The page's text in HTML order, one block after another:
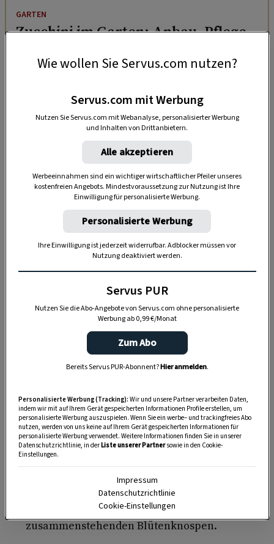
GARTEN
Zucchini im Garten: Anbau, Pflege
Anzeige
gekocht, gebraten, gegrillt, gedämpft
oder sogar roh gegessen werden. Von klassischen
Gerichten wieKarfiolgratinund gebratenem
Karfiolreis undKarfiol-Pizzagibt es unzählige
Möglichkeiten, dieses Gemüse zu genießen.
Karfiol- (Brassica oleracea var. botrytis)
Zarte Knospen für dieKüche: Geerntet
werden beim Karfiol die dicht
zusammenstehenden Blütenknospen.
Wie wollen Sie Servus.com nutzen?
Servus.com mit Werbung
Nutzen Sie Servus.com mit Webanalyse, personalisierter Werbung
und Inhalten von Drittanbietern.
Alle akzeptieren
Werbeeinnahmen sind ein wichtiger wirtschaftlicher Pfeiler unseres
kostenfreien Angebots. Mindestvoraussetzung zur Nutzung ist Ihre
Einwilligung für personalisierte Werbung.
Personalisierte Werbung
Ihre Einwilligung ist jederzeit widerrufbar. Adblocker müssen vor
Nutzung deaktiviert werden.
Servus PUR
Nutzen Sie die Abo-Angebote von Servus.com ohne personalisierte
Werbung ab 0,99 €/Monat
Zum Abo
Bereits Servus PUR-Abonnent?Hier anmelden.
Personalisierte Werbung (Tracking): Wir und unsere Partner verarbeiten Daten,
indem wir mit auf Ihrem Gerät gespeicherten Informationen Profile erstellen, um
personalisierte Werbung auszuspielen. Wenn Sie ein werbe– und trackingfreies Abo
nutzen, werden von uns keine auf Ihrem Gerät gespeicherten Informationen für
personalisierte Werbung verwendet. Weitere Informationen finden Sie in unserer
Datenschutzrichtlinie, in derListe unserer Partnersowie in den Cookie-
Einstellungen.
Impressum
Datenschutzrichtlinie
Cookie-Einstellungen